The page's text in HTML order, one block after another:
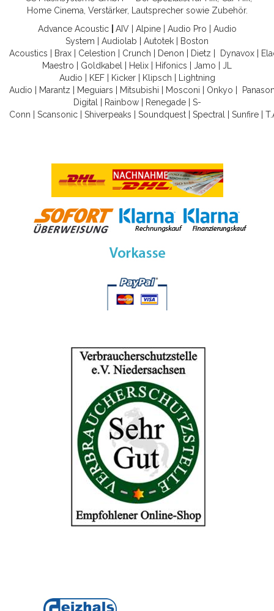
Home Cinema, Verstärker, Lautsprecher sowie Zubehör.
Advance Acoustic
AIV| Alpine| Audio Pro
Audio
System
Audiolab Autotek
Boston
Acoustics
Brax Celestion Crunch Denon Dietz Dynavox
Maestro
Goldkabel Helix Hifonics Jamo
JL
Audio
KEF| Kicker| Klipsch
Lightning
Audio
Marantz Meguiars Mitsubishi Mosconi Onkyo
Digital
Rainbow| Renegade| S-
Conn
Scansonic Shiverpeaks Soundquest Spectral Sunfire